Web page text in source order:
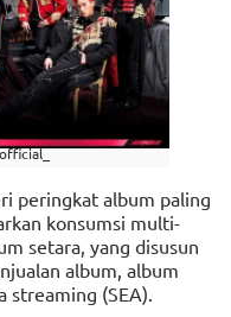
peringkat album paling
konsumsi multi-
setara, yang disusun
album, album
streaming (SEA).